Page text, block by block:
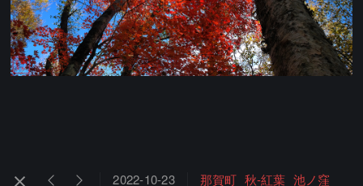
2022-10-23 那賀町 秋-紅葉 池ノ窪